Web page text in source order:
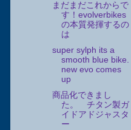
まだまだこれからで
す！evolverbikes
の本質発揮するの
は
super sylph its a
smooth blue bike.
new evo comes
up
商品化できまし
た。 チタン製ガ
イドアドジャスタ
ー